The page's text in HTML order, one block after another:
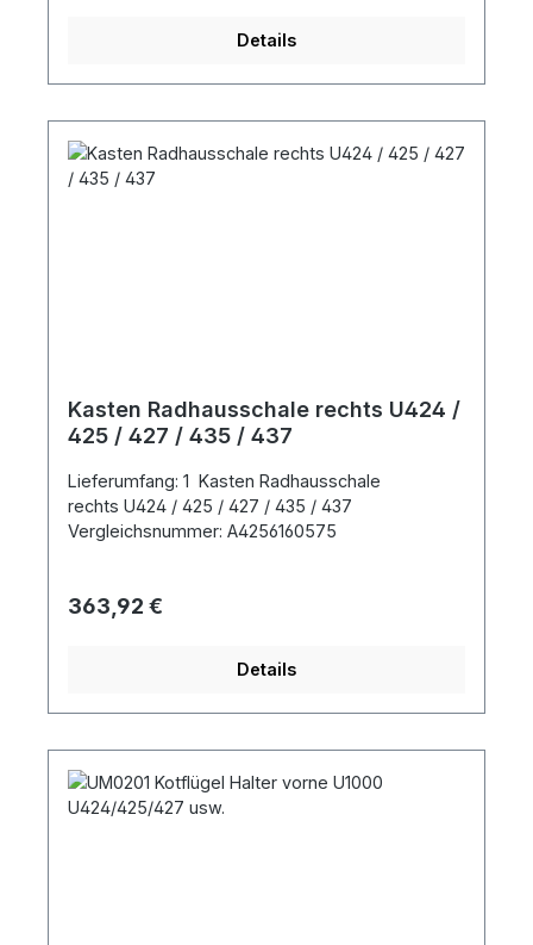
Details
Kasten Radhausschale rechts U424 /
425 / 427 / 435 / 437
Lieferumfang: 1 Kasten Radhausschale
rechts U424 / 425 / 427 / 435 / 437
Vergleichsnummer: A4256160575
Regulärer Preis:
363,92 €
Details